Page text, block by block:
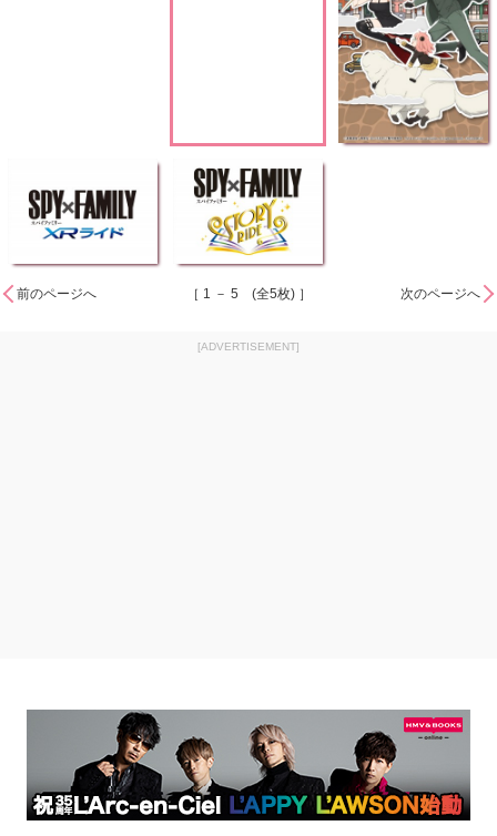
前のページへ ［ 1 － 5 (全5枚) ］ 次のページへ
[ADVERTISEMENT]